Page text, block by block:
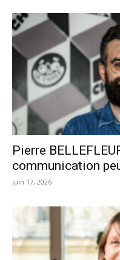
Pierre
communication
juin 17, 2026